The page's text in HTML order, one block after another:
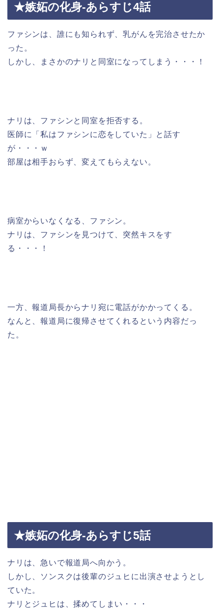
★嫉妬の化身-あらすじ4話
ファシンは、誰にも知られず、乳がんを完治させたか
った。
しかし、まさかのナリと同室になってしまう・・・！
ナリは、ファシンと同室を拒否する。
医師に「私はファシンに恋をしていた」と話す
が・・・ｗ
部屋は相手おらず、変えてもらえない。
病室からいなくなる、ファシン。
ナリは、ファシンを見つけて、突然キスをす
る・・・！
一方、報道局長からナリ宛に電話がかかってくる。
なんと、報道局に復帰させてくれるという内容だっ
た。
★嫉妬の化身-あらすじ5話
ナリは、急いで報道局へ向かう。
しかし、ソンスクは後輩のジュヒに出演させようとし
ていた。
ナリとジュヒは、揉めてしまい・・・